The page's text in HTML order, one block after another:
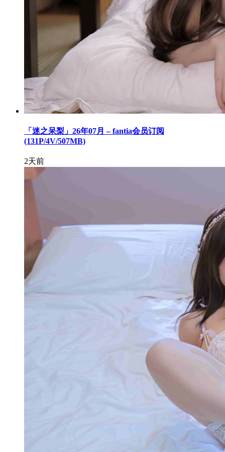
「迷之呆梨」26年07月 – fantia会员订阅
(131P/4V/507MB)
2天前